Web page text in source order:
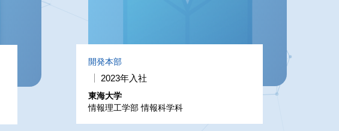
開発本部
2023年入社
東海大学
情報理工学部 情報科学科